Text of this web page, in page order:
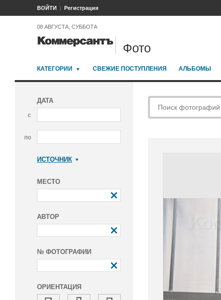
ВОЙТИ Регистрация
08 АВГУСТА, СУББОТА
Фото
КАТЕГОРИИ СВЕЖИЕ ПОСТУПЛЕНИЯ АЛЬБОМЫ
ДАТА
с
по
ИСТОЧНИК
МЕСТО
АВТОР
№ ФОТОГРАФИИ
ОРИЕНТАЦИЯ